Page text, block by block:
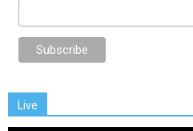
Live